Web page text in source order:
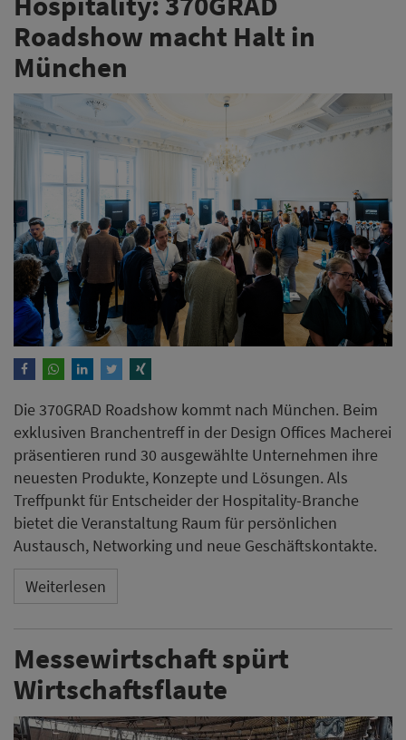
Roadshow macht Halt in
München
Die 370GRAD Roadshow kommt nach München. Beim
exklusiven Branchentreff in der Design Offices Macherei
präsentieren rund 30 ausgewählte Unternehmen ihre
neuesten Produkte, Konzepte und Lösungen. Als
Treffpunkt für Entscheider der Hospitality-Branche
bietet die Veranstaltung Raum für persönlichen
Austausch, Networking und neue Geschäftskontakte.
Weiterlesen
Messewirtschaft spürt
Wirtschaftsflaute